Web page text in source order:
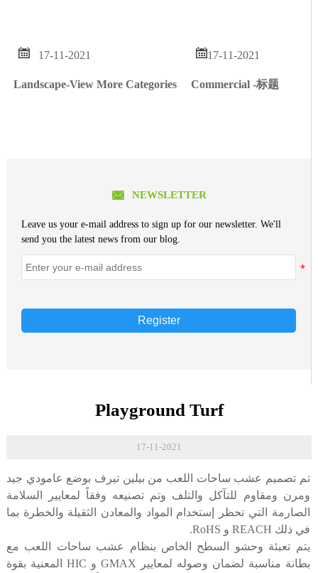
 17-11-2021
Landscape-View More Categories
17-11-2021
Commercial -标题
 NEWSLETTER
Leave us your e-mail address to sign up for our newsletter. We'll
send you the latest news from our blog.
Register
Playground Turf
17-11-2021
تم تصميم عشب ساحات اللعب من بيلين تيرف بوضع عامودي جيد
ومرن ومقاوم للتآكل والتلف وتم تصنيعه وفقاً لمعايير السلامة
الصارمة التي تحظر إستخدام المواد والمعادن الثقيلة والخطرة بما
في ذلك REACH و RoHS.
يتم تعبئة وحشو السطح الخاص بنظام عشب ساحات اللعب مع
بطانة مناسبة لضمان وصوله لمعايير GMAX و HIC المعنية بقوة